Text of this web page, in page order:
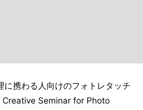
に携わる人向けのフォトレタッチ
Creative Seminar for Photo